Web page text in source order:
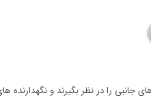
را در نظر بگیرند و نگهدارنده